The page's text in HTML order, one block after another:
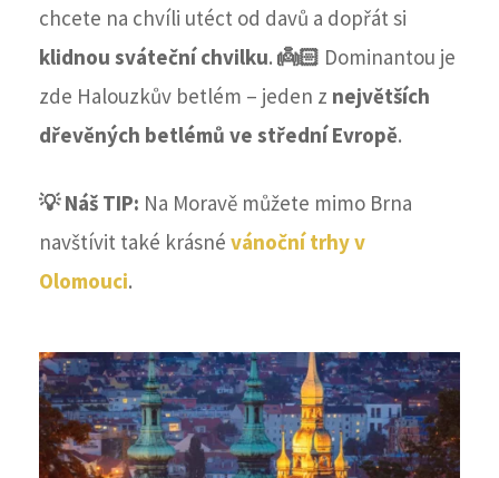
chcete na chvíli utéct od davů a dopřát si
klidnou sváteční chvilku. 👼🏻 Dominantou je
zde Halouzkův betlém – jeden z největších
dřevěných betlémů ve střední Evropě.
💡 Náš TIP: Na Moravě můžete mimo Brna
navštívit také krásné vánoční trhy v
Olomouci.